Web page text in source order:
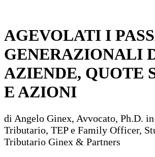
AGEVOLATI I
GENERAZIONALI
AZIENDE, QUOTE
E AZIONI
di Angelo Ginex, Avvocato, Ph.D.
Tributario, TEP e Family Officer,
Tributario Ginex & Partners